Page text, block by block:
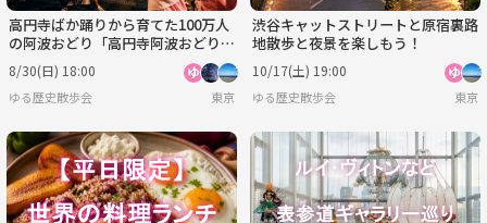
高円寺ばか踊りから育てた100万人
の阿波おどり「高円寺阿波おどり」
にいこう！
8/30(日) 18:00
ゆる歴史散歩会 東京
渋谷キャットストリートと原宿裏路
地散歩と夜景を楽しもう！
10/17(土) 19:00
ゆる歴史散歩会 東京